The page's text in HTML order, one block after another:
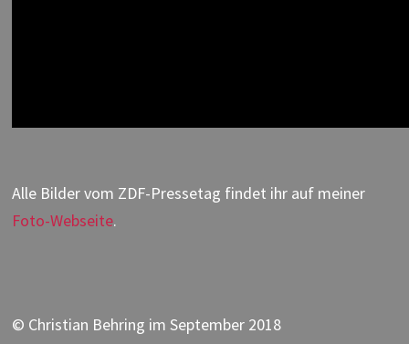
Alle Bilder vom ZDF-Pressetag findet ihr auf meiner
Foto-Webseite.
© Christian Behring im September 2018